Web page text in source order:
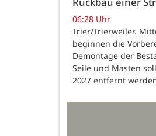
06:28 Uhr
Trier/Trierweiler.
beginnen die
Demontage der
Seile und Masten
2027 entfernt